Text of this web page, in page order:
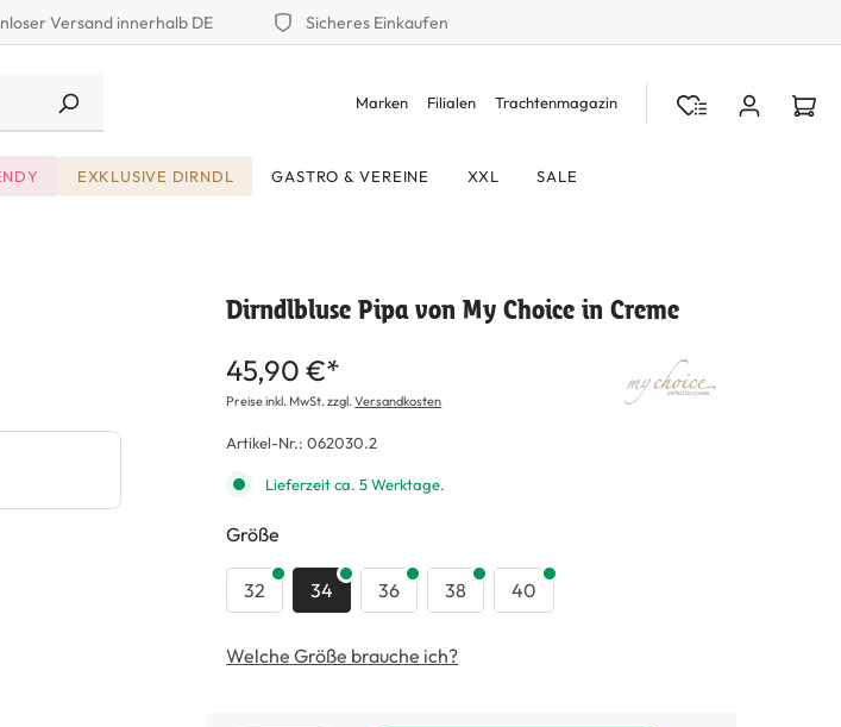
Versand innerhalb DE Sicheres Einkaufen
Marken Filialen Trachtenmagazin
EXKLUSIVE DIRNDL GASTRO & VEREINE XXL SALE
Dirndlbluse Pipa von My Choice in Creme
45,90 €*
Preise inkl. MwSt. zzgl.Versandkosten
Artikel-Nr.:062030.2
Lieferzeit ca. 5 Werktage.
Größe
32 34 36 38 40
Welche Größe brauche ich?